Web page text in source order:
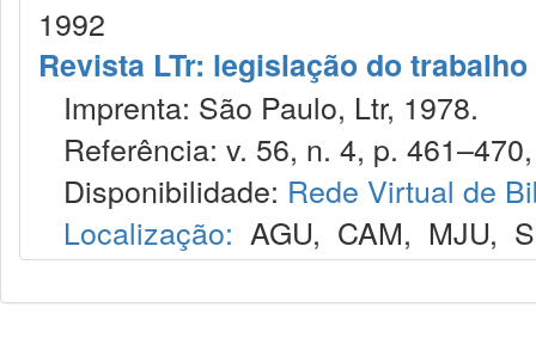
1992
Revista LTr: legislação do trabalho
Imprenta: São Paulo, Ltr, 1978.
Referência: v. 56, n. 4, p.
Disponibilidade: Rede Virtual de
Localização: AGU, CAM, MJU,